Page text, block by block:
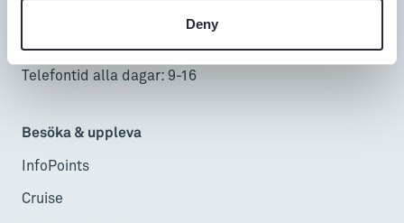
Deny
Alla dagar: 9-17
Telefontid alla dagar: 9-16
Besöka & uppleva
InfoPoints
Cruise